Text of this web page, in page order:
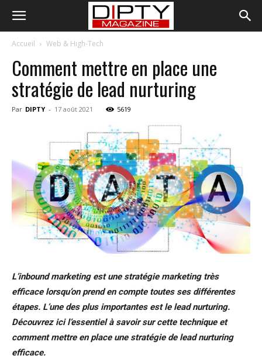
Accueil Web & High-Tech
Comment mettre en place une
stratégie de lead nurturing
Par DIPTY - 17 août 2021 5619
L’inbound marketing est une stratégie marketing très
efficace lorsqu’on prend en compte toutes ses différentes
étapes. L’une des plus importantes est le lead nurturing.
Découvrez ici l’essentiel à savoir sur cette technique et
comment mettre en place une stratégie de lead nurturing
efficace.